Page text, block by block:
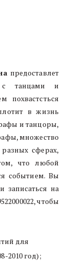
предоставлет
с танцами и
похвастсться
в жизнь
и танцоры,
множество
сферах,
что любой
событием. Вы
записаться на
чтобы
для
2010 год);